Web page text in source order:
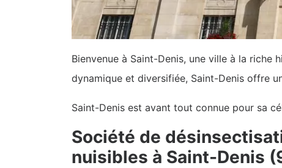
Bienvenue à Saint-Denis, une ville à la
dynamique et diversifiée, Saint-Denis offre
Saint-Denis est avant tout connue pour sa
Société de
nuisibles à Saint-Denis